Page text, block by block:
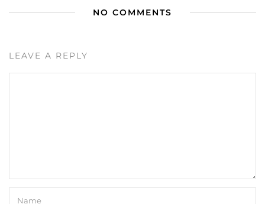
NO COMMENTS
LEAVE A REPLY